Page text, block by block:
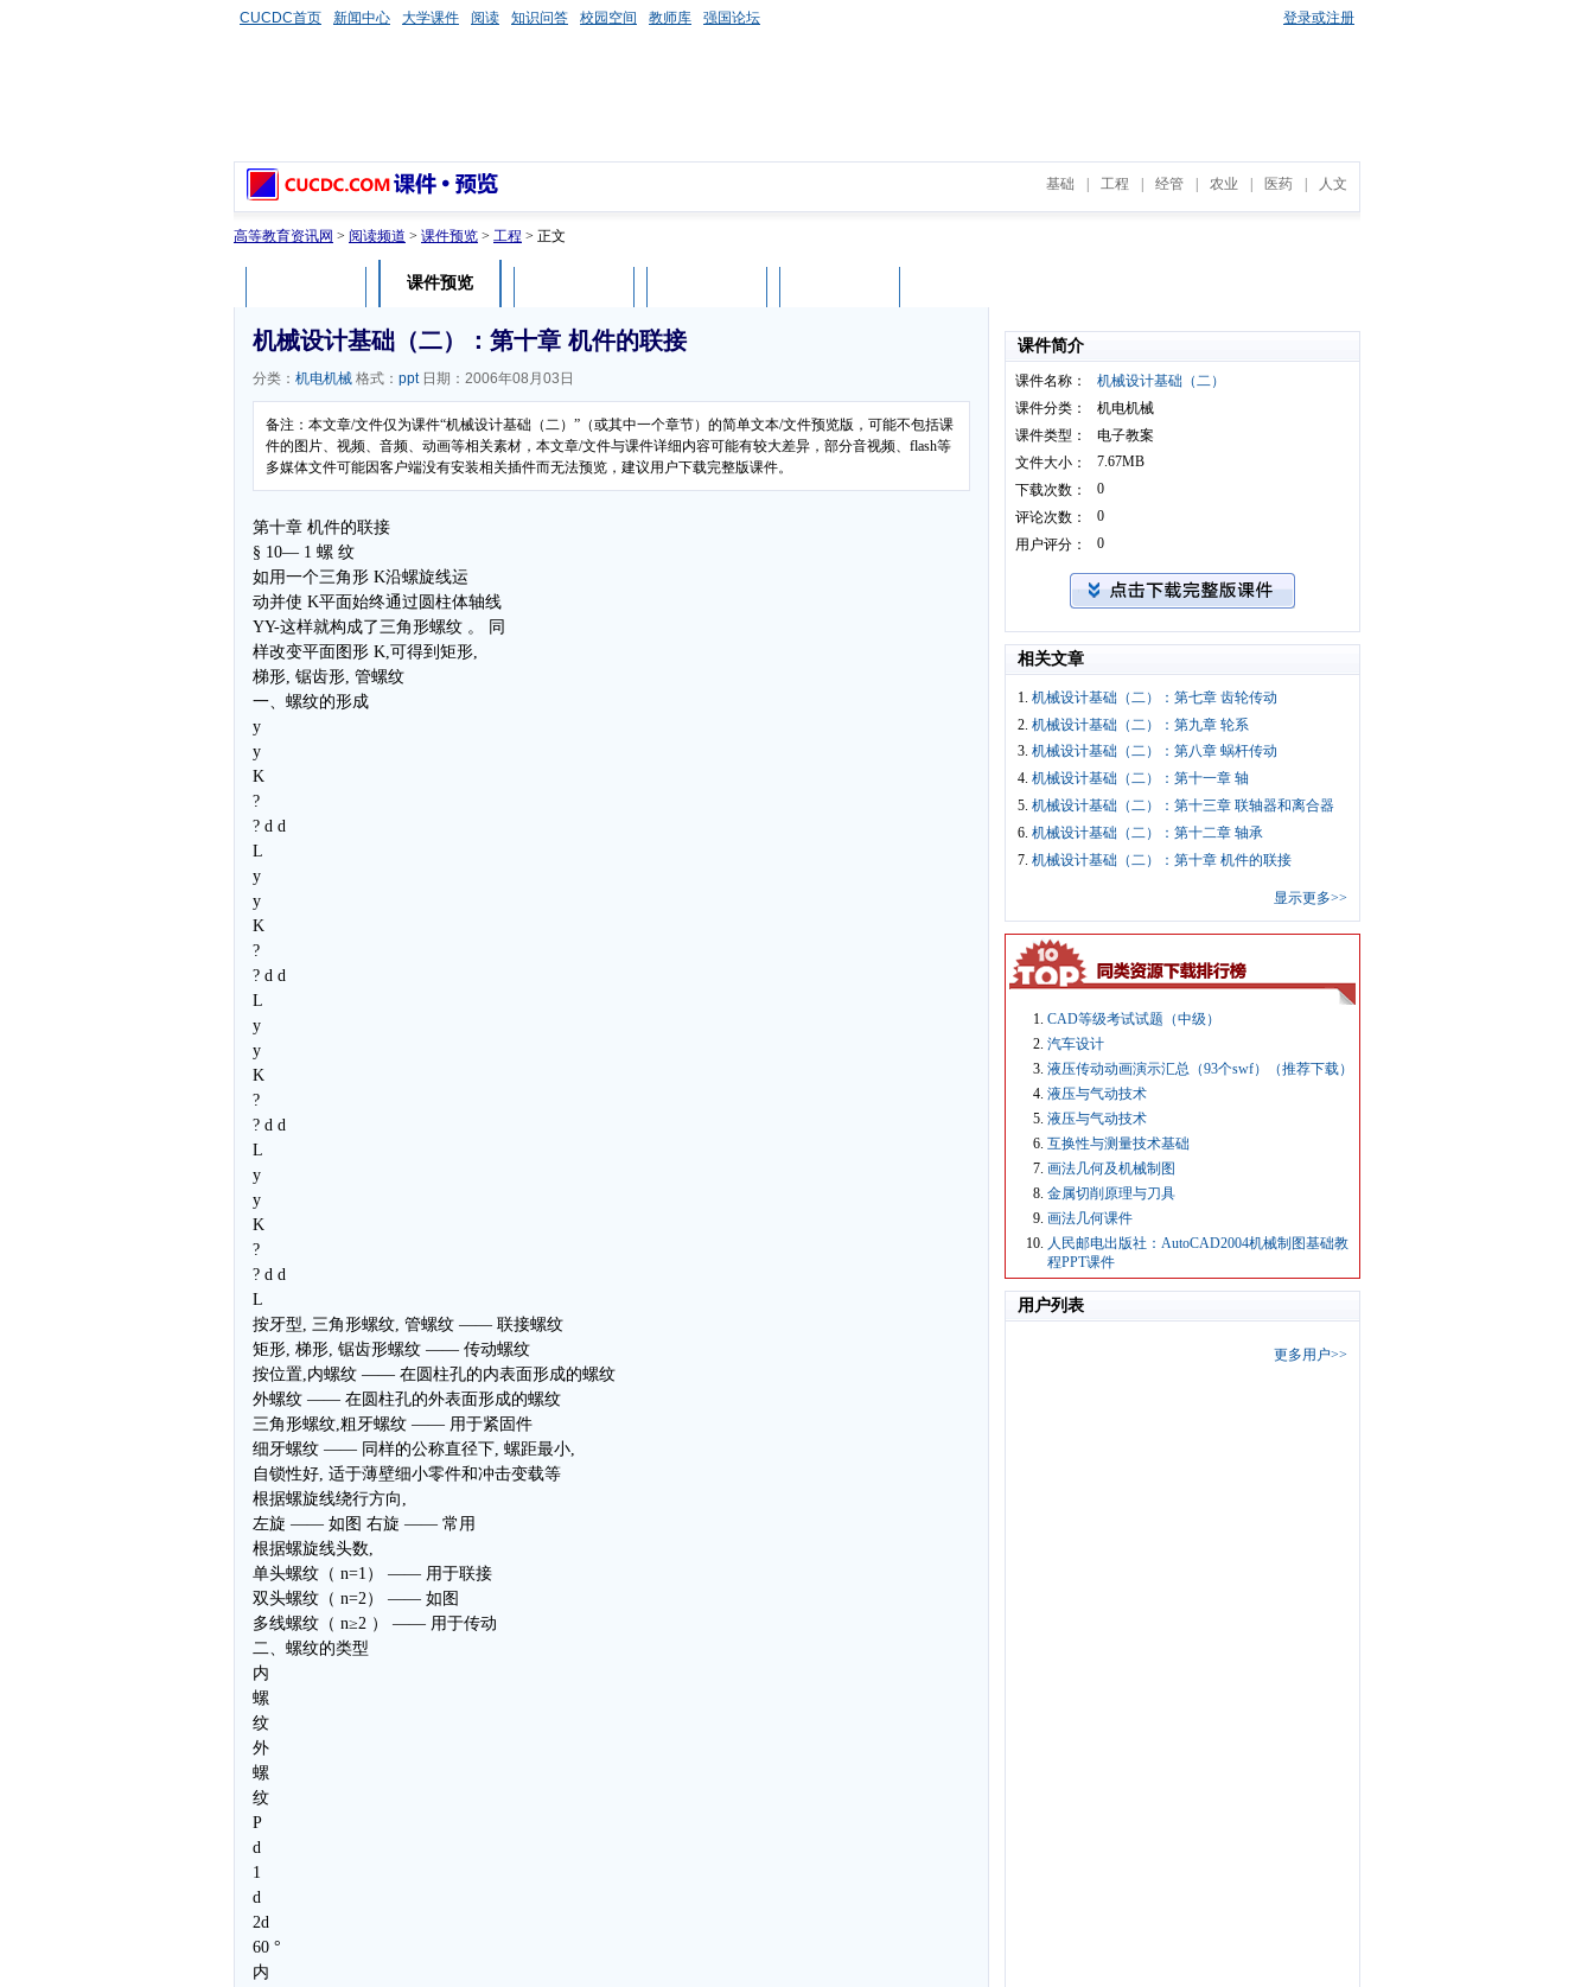
CUCDC首页 新闻中心 大学课件 阅读 知识问答 校园空间 教师库 强国论坛 登录或注册
基础 工程 经管 农业 医药 人文
高等教育资讯网 > 阅读频道 > 课件预览 > 工程 > 正文
课件预览
机械设计基础（二）：第十章 机件的联接
分类： 机电机械 格式： ppt日期：2006年08月03日
备注：本文章/文件仅为课件“机械设计基础（二）”（或其中一个章节）的简单文本/文件预览版，可能不包括课
件的图片、视频、音频、动画等相关素材，本文章/文件与课件详细内容可能有较大差异，部分音视频、flash等
多媒体文件可能因客户端没有安装相关插件而无法预览，建议用户下载完整版课件。
第十章 机件的联接
§ 10— 1 螺 纹
如用一个三角形 K沿螺旋线运
动并使 K平面始终通过圆柱体轴线
YY-这样就构成了三角形螺纹 。 同
样改变平面图形 K,可得到矩形,
梯形, 锯齿形, 管螺纹
一、螺纹的形成
y
y
K
?
? d d
L
y
y
K
?
? d d
L
y
y
K
?
? d d
L
y
y
K
?
? d d
L
按牙型, 三角形螺纹, 管螺纹 —— 联接螺纹
矩形, 梯形, 锯齿形螺纹 —— 传动螺纹
按位置,内螺纹 —— 在圆柱孔的内表面形成的螺纹
外螺纹 —— 在圆柱孔的外表面形成的螺纹
三角形螺纹,粗牙螺纹 —— 用于紧固件
细牙螺纹 —— 同样的公称直径下, 螺距最小,
自锁性好, 适于薄壁细小零件和冲击变载等
根据螺旋线绕行方向,
左旋 —— 如图 右旋 —— 常用
根据螺旋线头数,
单头螺纹（ n=1） —— 用于联接
双头螺纹（ n=2） —— 如图
多线螺纹（ n≥2 ） —— 用于传动
二、螺纹的类型
内
螺
纹
外
螺
纹
P
d
1
d
2d
60 °
内
课件简介
课件名称：
机械设计基础（二）
课件分类：
机电机械
课件类型：
电子教案
文件大小：
7.67MB
下载次数：
0
评论次数：
0
用户评分：
0
相关文章
1. 机械设计基础（二）：第七章 齿轮传动
2. 机械设计基础（二）：第九章 轮系
3. 机械设计基础（二）：第八章 蜗杆传动
4. 机械设计基础（二）：第十一章 轴
5. 机械设计基础（二）：第十三章 联轴器和离合器
6. 机械设计基础（二）：第十二章 轴承
7. 机械设计基础（二）：第十章 机件的联接
显示更多>>
CAD等级考试试题（中级）
汽车设计
液压传动动画演示汇总（93个swf）（推荐下载）
液压与气动技术
液压与气动技术
互换性与测量技术基础
画法几何及机械制图
金属切削原理与刀具
画法几何课件
人民邮电出版社：AutoCAD2004机械制图基础教
程PPT课件
用户列表
更多用户>>